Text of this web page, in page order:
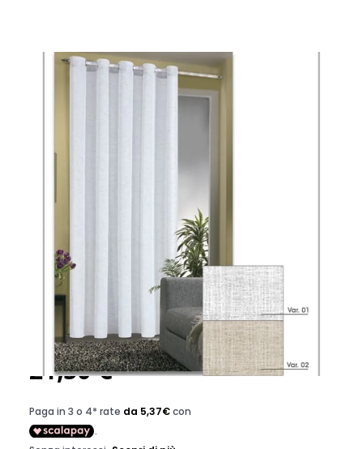
VARIANTE 01 CON OCCHIELLI
8054683049599
In arrivo
Dimensione: 180 X H. 290
Diametro: cm Null
21,50 €